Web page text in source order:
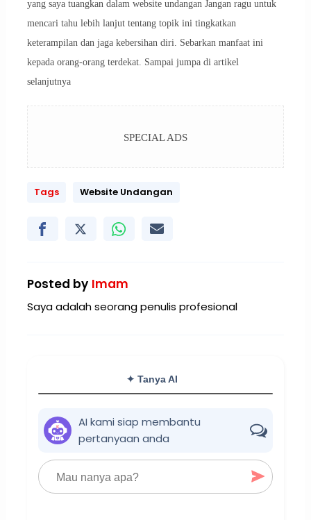
yang saya tuangkan dalam website undangan Jangan ragu untuk
mencari tahu lebih lanjut tentang topik ini tingkatkan
keterampilan dan jaga kebersihan diri. Sebarkan manfaat ini
kepada orang-orang terdekat. Sampai jumpa di artikel
selanjutnya
SPECIAL ADS
Tags Website Undangan
Posted by Imam
Saya adalah seorang penulis profesional
✦ Tanya AI
AI kami siap membantu
pertanyaan anda